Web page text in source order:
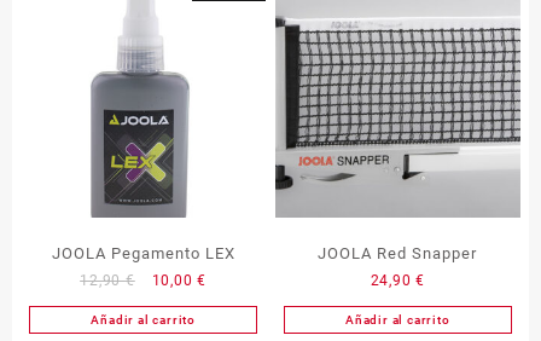
múltiples
variantes.
Las
opciones
se
pueden
elegir
página
de
producto
47,50 €.
múltiples
variantes.
Las
opciones
se
pueden
página
de
producto
JOOLA Pegamento LEX
12,90€
El
precio
original
10,00€
precio
actual
Añadir al carrito
JOOLA Red Snapper
24,90€
Añadir al carrito